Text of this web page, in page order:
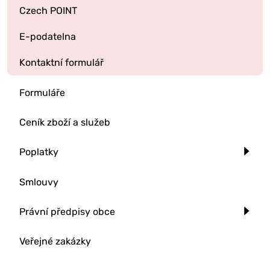
Czech POINT
E-podatelna
Kontaktní formulář
Formuláře
Ceník zboží a služeb
Poplatky
Smlouvy
Právní předpisy obce
Veřejné zakázky